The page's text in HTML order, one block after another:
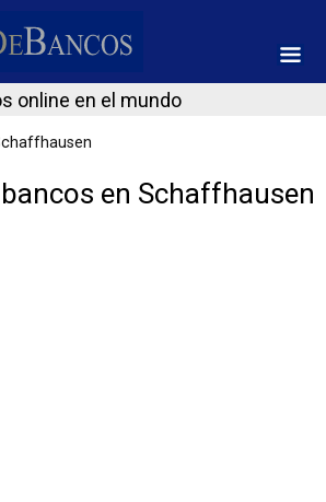
online en el mundo
en Schaffhausen